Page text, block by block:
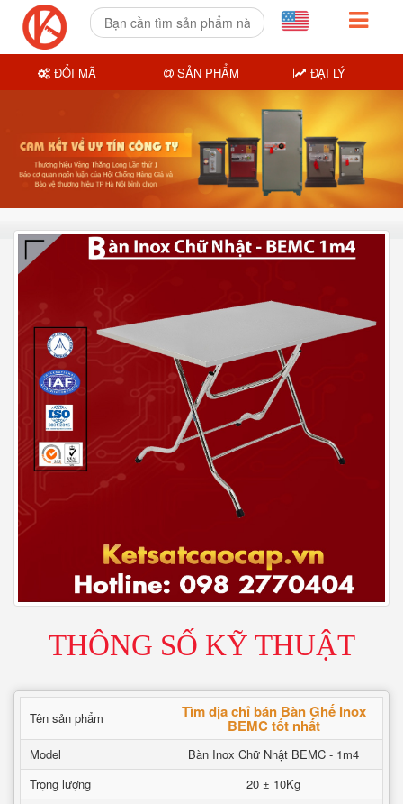
THÔNG SỐ KỸ THUẬT
Tên sản phẩm Tìm địa chỉ bán Bàn Ghế Inox
BEMC tốt nhất
Model
Bàn Inox Chữ Nhật BEMC - 1m4
Trọng lượng
20 ± 10Kg
ĐỔI MÃ SẢN PHẨM ĐẠI LÝ